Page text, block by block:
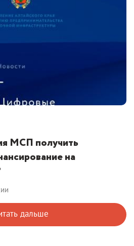
МСП получить
на
дальше